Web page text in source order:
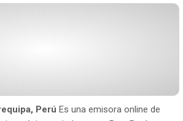
Perú Es una emisora online de